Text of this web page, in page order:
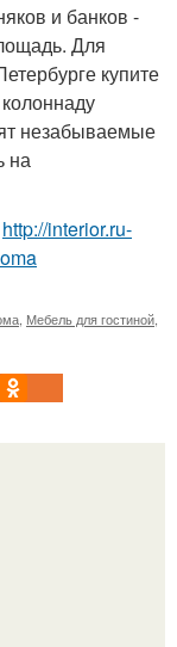
и банков -
Для
купите
незабываемые
на
http://interior.ru-
Мебель для гостиной